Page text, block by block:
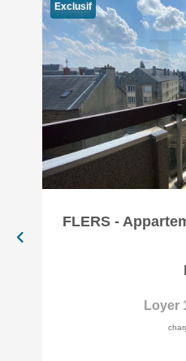
Exclusif
Loyer